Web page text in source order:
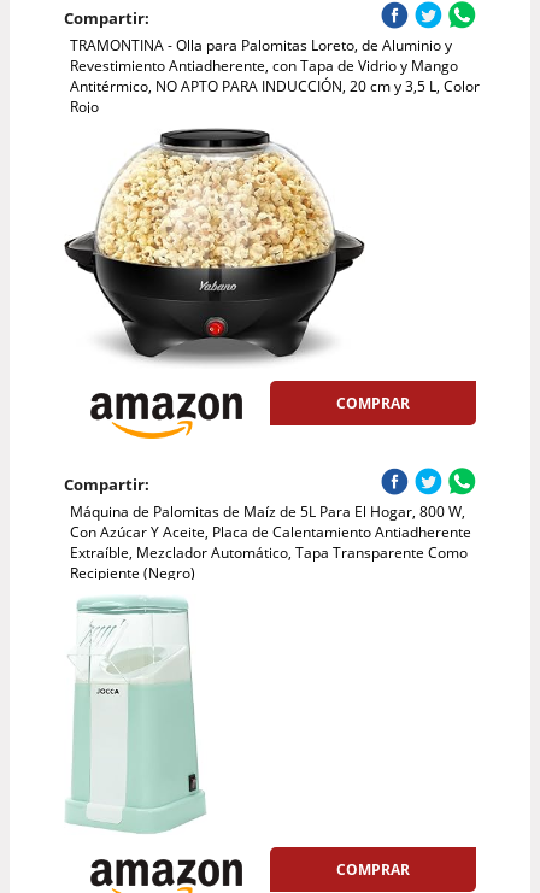
Compartir:
TRAMONTINA - Olla para Palomitas Loreto, de Aluminio y
Revestimiento Antiadherente, con Tapa de Vidrio y Mango
Antitérmico, NO APTO PARA INDUCCIÓN, 20 cm y 3,5 L, Color
Rojo
COMPRAR
Compartir:
Máquina de Palomitas de Maíz de 5L Para El Hogar, 800 W,
Con Azúcar Y Aceite, Placa de Calentamiento Antiadherente
Extraíble, Mezclador Automático, Tapa Transparente Como
Recipiente (Negro)
COMPRAR